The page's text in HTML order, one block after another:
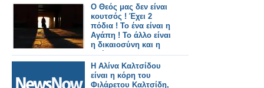
Ο Θεός μας δεν είναι
κουτσός ! Έχει 2
πόδια ! Το ένα είναι η
Αγάπη ! Το άλλο είναι
η δικαιοσύνη και η
Αλήθεια!
Η Αλίνα Καλτσίδου
είναι η κόρη του
Φιλάρετου Καλτσίδη,